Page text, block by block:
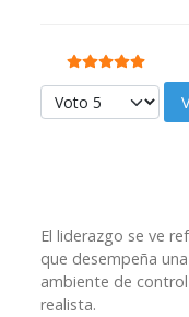
Ratio:5/5
Por favor, vote
El liderazgo se ve
que desempeña
ambiente de
realista.